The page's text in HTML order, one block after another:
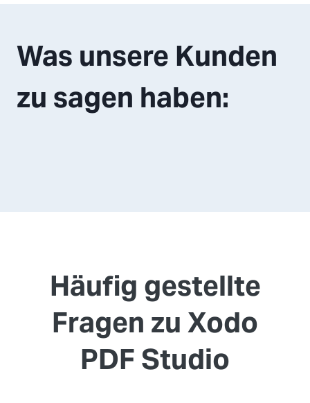
Was unsere Kunden
zu sagen haben:
Häufig gestellte
Fragen zu Xodo
PDF Studio